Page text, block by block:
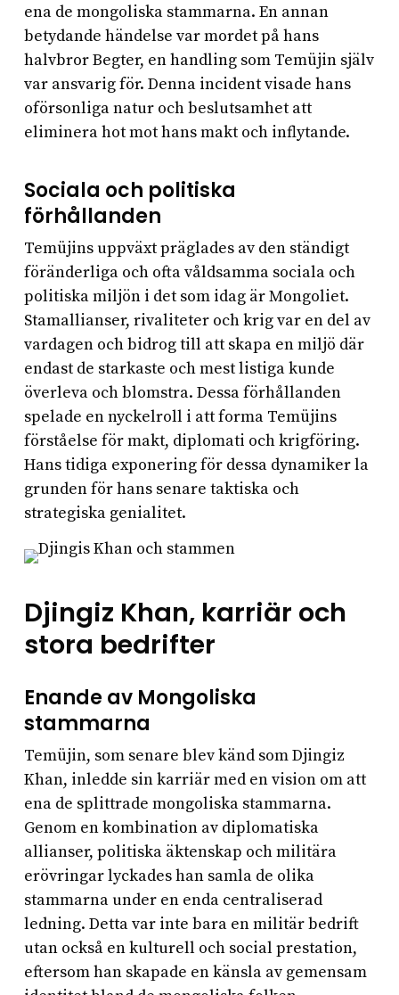
ena de mongoliska stammarna. En annan
betydande händelse var mordet på hans
halvbror Begter, en handling som Temüjin själv
var ansvarig för. Denna incident visade hans
oförsonliga natur och beslutsamhet att
eliminera hot mot hans makt och inflytande.
Sociala och politiska
förhållanden
Temüjins uppväxt präglades av den ständigt
föränderliga och ofta våldsamma sociala och
politiska miljön i det som idag är Mongoliet.
Stamallianser, rivaliteter och krig var en del av
vardagen och bidrog till att skapa en miljö där
endast de starkaste och mest listiga kunde
överleva och blomstra. Dessa förhållanden
spelade en nyckelroll i att forma Temüjins
förståelse för makt, diplomati och krigföring.
Hans tidiga exponering för dessa dynamiker la
grunden för hans senare taktiska och
strategiska genialitet.
Djingiz Khan, karriär och
stora bedrifter
Enande av Mongoliska
stammarna
Temüjin, som senare blev känd som Djingiz
Khan, inledde sin karriär med en vision om att
ena de splittrade mongoliska stammarna.
Genom en kombination av diplomatiska
allianser, politiska äktenskap och militära
erövringar lyckades han samla de olika
stammarna under en enda centraliserad
ledning. Detta var inte bara en militär bedrift
utan också en kulturell och social prestation,
eftersom han skapade en känsla av gemensam